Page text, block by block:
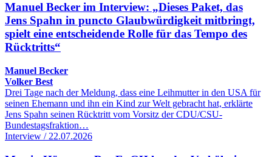
Manuel Becker im Interview: „Dieses Paket, das
Jens Spahn in puncto Glaubwürdigkeit mitbringt,
spielt eine entscheidende Rolle für das Tempo des
Rücktritts“
Manuel Becker
Volker Best
Drei Tage nach der Meldung, dass eine Leihmutter in den USA für
seinen Ehemann und ihn ein Kind zur Welt gebracht hat, erklärte
Jens Spahn seinen Rücktritt vom Vorsitz der CDU/CSU-
Bundestagsfraktion…
Interview / 22.07.2026